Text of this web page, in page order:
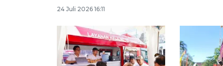
24 Juli 2026 16:11